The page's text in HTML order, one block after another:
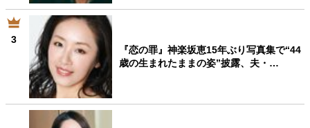
3
『恋の罪』神楽坂恵15年ぶり写真集で“44
歳の生まれたままの姿”披露、夫・…